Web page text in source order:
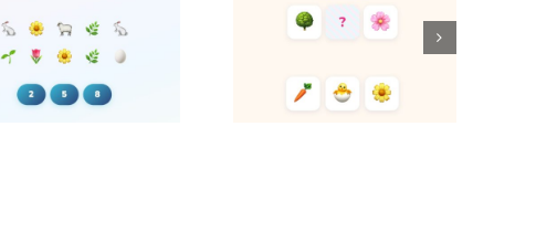
¿Cuántos
elementos hay?
¿Cuál desapareció?